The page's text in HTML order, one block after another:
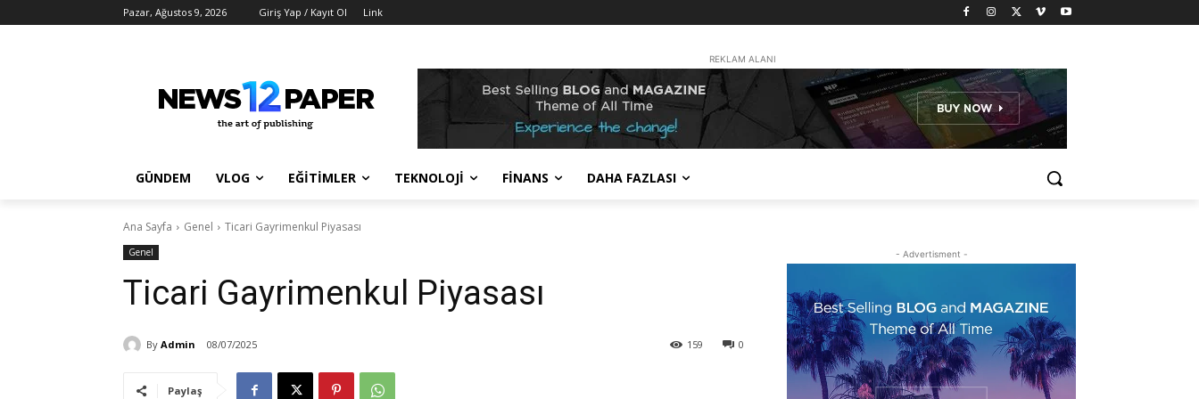
Pazar, Ağustos 9, 2026 Giriş Yap / Kayıt Ol Link
REKLAM ALANI
GÜNDEM VLOG EĞİTİMLER TEKNOLOJİ FİNANS DAHA FAZLASI
Ana Sayfa Genel Ticari Gayrimenkul Piyasası
Genel
Ticari Gayrimenkul Piyasası
By Admin 08/07/2025 0
159
Paylaş
- Advertisment -